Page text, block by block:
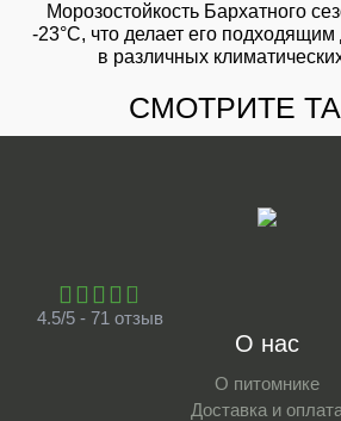
Морозостойкость Бархатного
-23°C, что делает его
в различных
СМОТРИТЕ
4.5/5 - 71 отзыв
О нас
О питомнике
Доставка и